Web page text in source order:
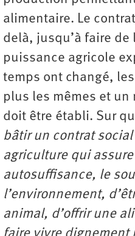
alimentaire. Le
delà, jusqu’à faire de
puissance agricole
temps ont changé,
plus les mêmes et
doit être établi. Sur
bâtir un contrat
agriculture qui assure
autosuffisance, le
l’environnement,
animal, d’offrir une